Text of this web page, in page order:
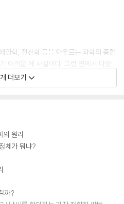
양학, 전산학 등을 아우르는 과학의 종합
어려운 게 사실이다. 그런 면에서 다양
로 소통해온 저자의 책이 출간되니 참
폭넓은 과학 지식과 위트가 곳곳에 녹아
능국장)
더보기
의 원리
체가 뭐냐?
까?